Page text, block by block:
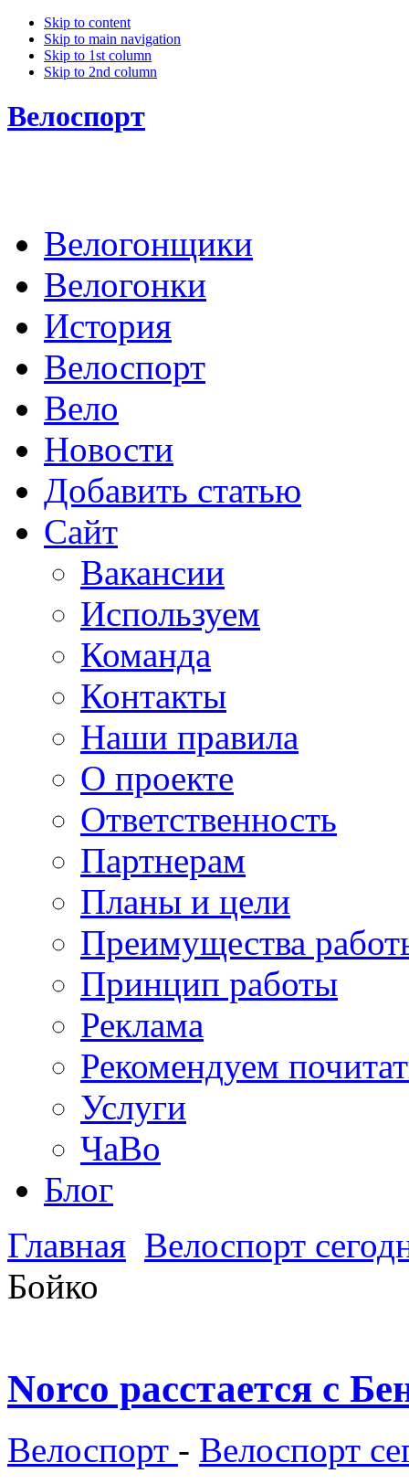
Skip to content
Skip to main navigation
Skip to 1st column
Skip to 2nd column
Велоспорт
Велогонщики
Велогонки
История
Велоспорт
Вело
Новости
Добавить статью
Сайт
Вакансии
Используем
Команда
Контакты
Наши правила
О проекте
Ответственность
Партнерам
Планы и цели
Преимущества
Принцип работы
Реклама
Рекомендуем
Услуги
ЧаВо
Блог
Главная Велоспорт
Бойко
Norco расстается с
Велоспорт - Велоспорт